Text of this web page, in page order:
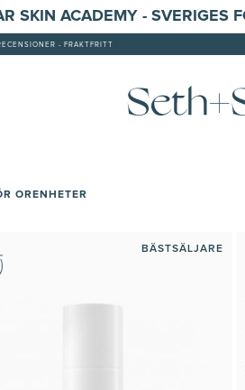
SKIN ACADEMY - SVERIGES
- FRAKTFRITT
ORENHETER
BÄSTSÄLJARE